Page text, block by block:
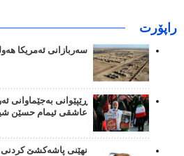
راپۆرت
سەربازانی ئەمریکا
ڕێپێوانی بەجێماوانی
عاشقی ئیمام حسێن
نهێنی پاشەکشێ